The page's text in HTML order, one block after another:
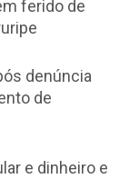
ferido de
denúncia
de
e dinheiro e